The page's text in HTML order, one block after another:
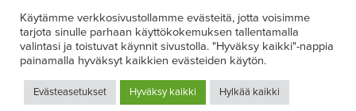
Design:VÄRIKÄS
Käytämme verkkosivustollamme evästeitä, jotta voisimme
tarjota sinulle parhaan käyttökokemuksen tallentamalla
valintasi ja toistuvat käynnit sivustolla. "Hyväksy kaikki"-nappia
painamalla hyväksyt kaikkien evästeiden käytön.
Evästeasetukset Hyväksy kaikki Hylkää kaikki